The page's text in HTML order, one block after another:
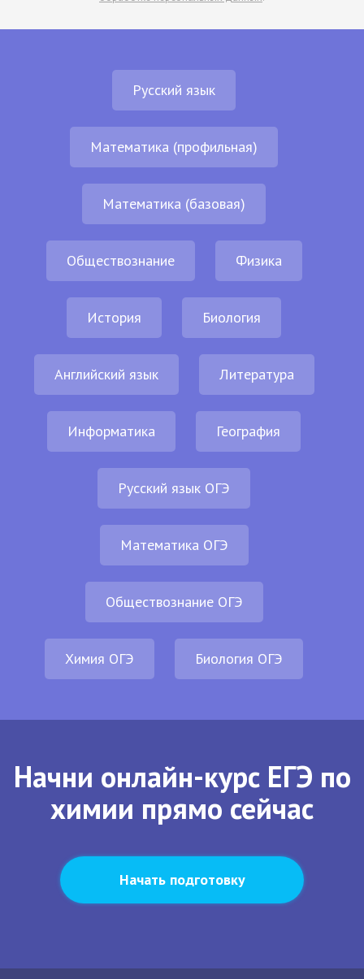
Русский язык
Математика (профильная)
Математика (базовая)
Обществознание Физика
История Биология
Английский язык Литература
Информатика География
Русский язык ОГЭ
Математика ОГЭ
Обществознание ОГЭ
Химия ОГЭ Биология ОГЭ
Начни онлайн-курс ЕГЭ по
химии прямо сейчас
Начать подготовку